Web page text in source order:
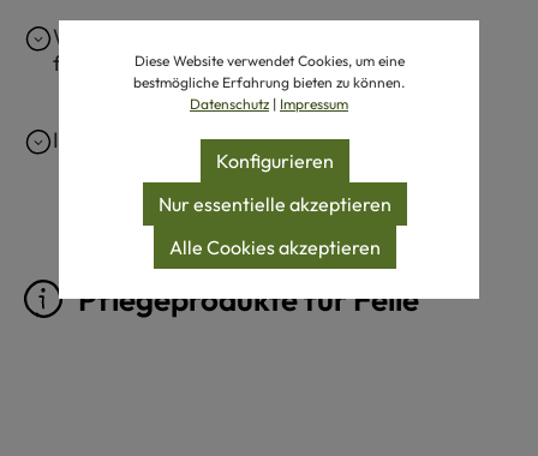
Wie bekomme ich ein Schaffell wieder
flauschig?
Ist echtes Schaffell waschbar?
Pflegeprodukte für Felle
Diese Website verwendet Cookies, um eine
bestmögliche Erfahrung bieten zu können.
Datenschutz | Impressum
Nur essentielle akzeptieren
Konfigurieren
Alle Cookies akzeptieren